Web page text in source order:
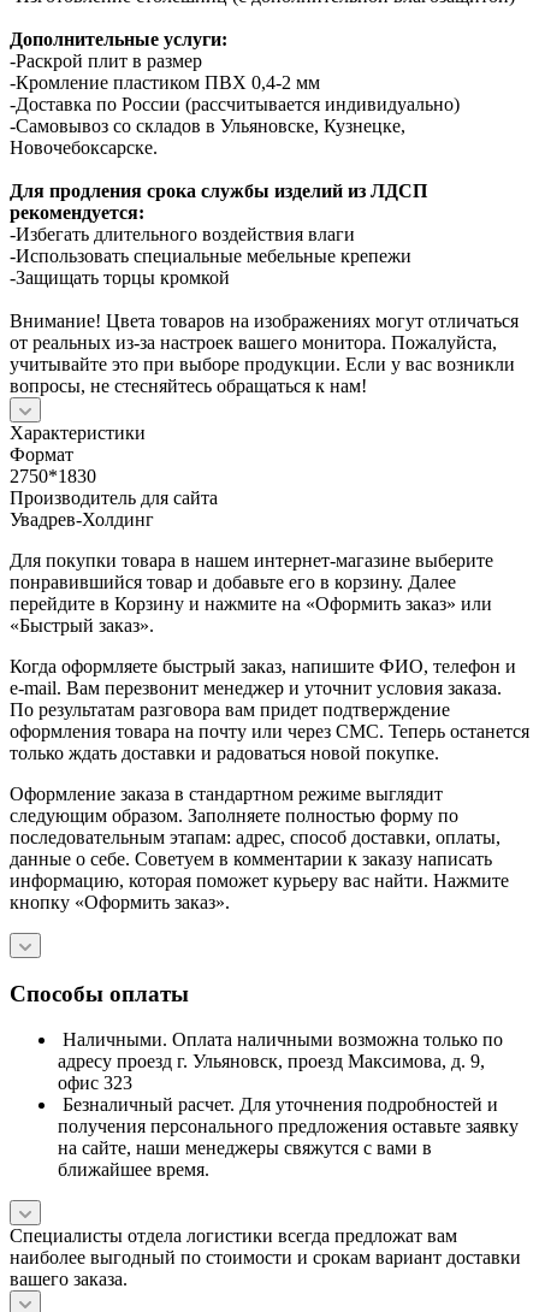
Дополнительные услуги:
-Раскрой плит в размер
-Кромление пластиком ПВХ 0,4-2 мм
-Доставка по России (рассчитывается индивидуально)
-Самовывоз со складов в Ульяновске, Кузнецке,
Новочебоксарске.
Для продления срока службы изделий из ЛДСП
рекомендуется:
-Избегать длительного воздействия влаги
-Использовать специальные мебельные крепежи
-Защищать торцы кромкой
Внимание! Цвета товаров на изображениях могут отличаться
от реальных из-за настроек вашего монитора. Пожалуйста,
учитывайте это при выборе продукции. Если у вас возникли
вопросы, не стесняйтесь обращаться к нам!
Характеристики
Формат
2750*1830
Производитель для сайта
Увадрев-Холдинг
Для покупки товара в нашем интернет-магазине выберите
понравившийся товар и добавьте его в корзину. Далее
перейдите в Корзину и нажмите на «Оформить заказ» или
«Быстрый заказ».
Когда оформляете быстрый заказ, напишите ФИО, телефон и
e-mail. Вам перезвонит менеджер и уточнит условия заказа.
По результатам разговора вам придет подтверждение
оформления товара на почту или через СМС. Теперь останется
только ждать доставки и радоваться новой покупке.
Оформление заказа в стандартном режиме выглядит
следующим образом. Заполняете полностью форму по
последовательным этапам: адрес, способ доставки, оплаты,
данные о себе. Советуем в комментарии к заказу написать
информацию, которая поможет курьеру вас найти. Нажмите
кнопку «Оформить заказ».
Способы оплаты
Наличными. Оплата наличными возможна только по
адресу проезд г. Ульяновск, проезд Максимова, д. 9,
офис 323
Безналичный расчет. Для уточнения подробностей и
получения персонального предложения оставьте заявку
на сайте, наши менеджеры свяжутся с вами в
ближайшее время.
Специалисты отдела логистики всегда предложат вам
наиболее выгодный по стоимости и срокам вариант доставки
вашего заказа.